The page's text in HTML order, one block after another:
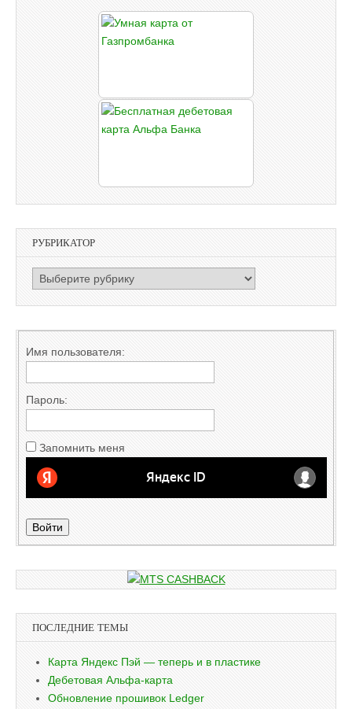
РУБРИКАТОР
РУБРИКАТОР
Имя пользователя:
Пароль:
Запомнить меня
Войти
ПОСЛЕДНИЕ ТЕМЫ
Карта Яндекс Пэй — теперь и в пластике
Дебетовая Альфа-карта
Обновление прошивок Ledger